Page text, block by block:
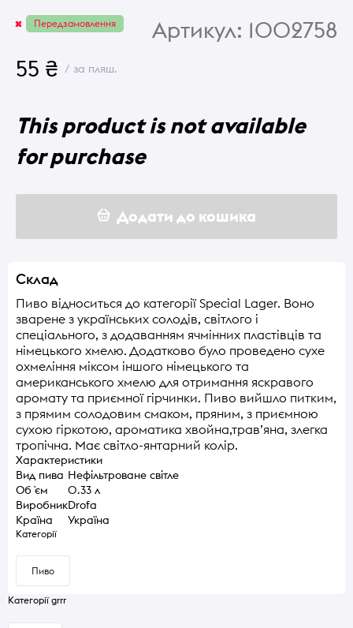
Передзамовлення Артикул: 1002758
55 ₴ / за пляш.
This product is not available
for purchase
Додати до кошика
Склад
Пиво відноситься до категорії Special Lager. Воно
зварене з українських солодів, світлого і
спеціального, з додаванням ячмінних пластівців та
німецького хмелю. Додатково було проведено сухе
охмеління міксом іншого німецького та
американського хмелю для отримання яскравого
аромату та приємної гірчинки. Пиво вийшло питким,
з прямим солодовим смаком, пряним, з приємною
сухою гіркотою, ароматика хвойна,трав’яна, злегка
тропічна. Має світло-янтарний колір.
Характеристики
Вид пива Нефільтроване світле
Об `єм
0.33 л
ВиробникDrofa
Країна
Україна
Категорії
Пиво
Категорії grrr